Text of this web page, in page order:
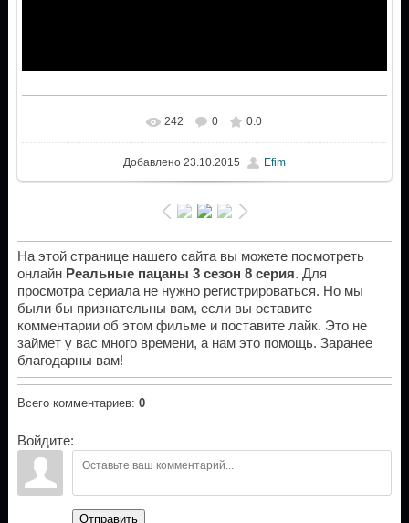
242 0 0.0
Добавлено23.10.2015 Efim
На этой странице нашего сайта вы можете посмотреть
онлайн Реальные пацаны 3 сезон 8 серия. Для
просмотра сериала не нужно регистрироваться. Но мы
были бы признательны вам, если вы оставите
комментарии об этом фильме и поставите лайк. Это не
займет у вас много времени, а нам это помощь. Заранее
благодарны вам!
Всего комментариев: 0
Войдите:
Отправить